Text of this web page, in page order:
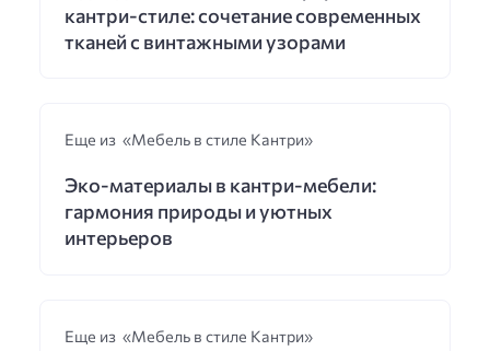
кантри-стиле: сочетание современных
тканей с винтажными узорами
Еще из «Мебель в стиле Кантри»
Эко-материалы в кантри-мебели:
гармония природы и уютных
интерьеров
Еще из «Мебель в стиле Кантри»